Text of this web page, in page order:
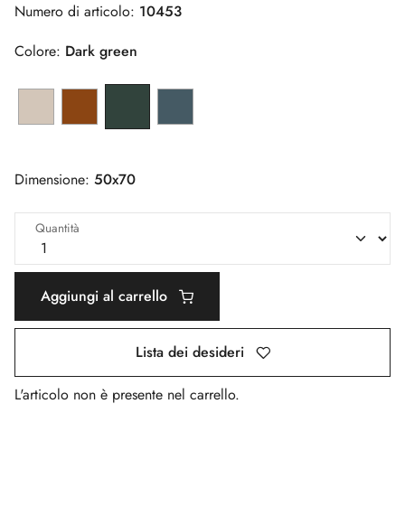
Numero di articolo: 10453
Colore: Dark green
Dimensione: 50x70
Quantità
Aggiungi al carrello
Lista dei desideri
L'articolo non è presente nel carrello.